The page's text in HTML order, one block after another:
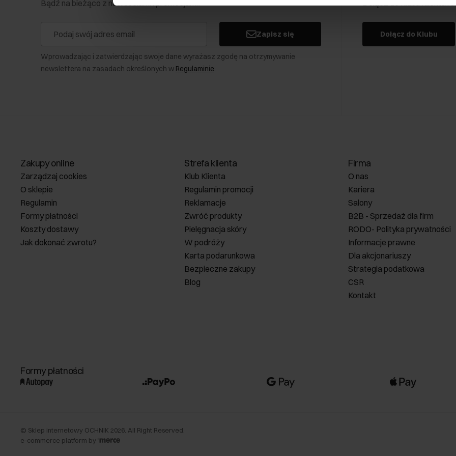
Bądź na bieżąco z nowościami i promocjami!
Zapisz się
Wprowadzając i zatwierdzając swoje dane wyrażasz zgodę na otrzymywanie
newslettera na zasadach określonych w Regulaminie.
Dołącz do Klubu Klienta
Dołącz do Klubu
Zakupy online
Zarządzaj cookies
O sklepie
Regulamin
Formy płatności
Koszty dostawy
Jak dokonać zwrotu?
Strefa klienta
Klub Klienta
Regulamin promocji
Reklamacje
Zwróć produkty
Pielęgnacja skóry
W podróży
Karta podarunkowa
Bezpieczne zakupy
Blog
Firma
O nas
Kariera
Salony
B2B - Sprzedaż dla firm
RODO- Polityka prywatności
Informacje prawne
Dla akcjonariuszy
Strategia podatkowa
CSR
Kontakt
Formy płatności
© Sklep internetowy OCHNIK 2026 . All Right Reserved.
e-commerce platform by